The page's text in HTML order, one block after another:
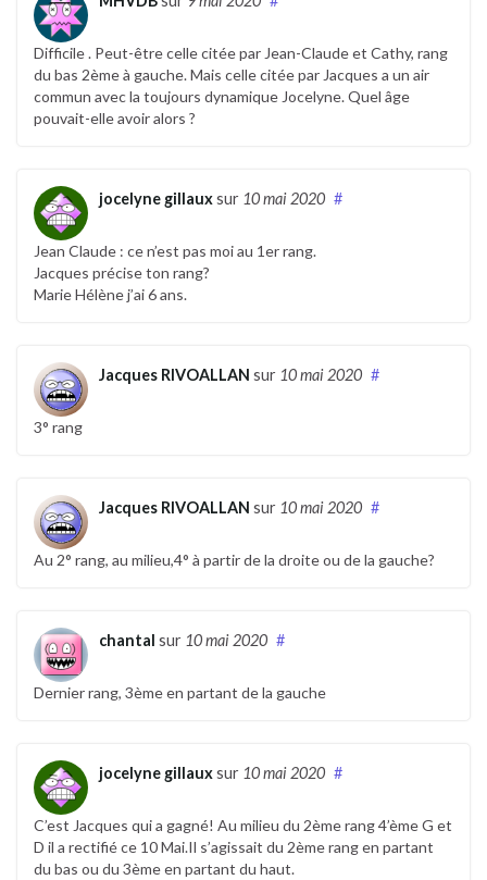
Difficile . Peut-être celle citée par Jean-Claude et Cathy, rang
du bas 2ème à gauche. Mais celle citée par Jacques a un air
commun avec la toujours dynamique Jocelyne. Quel âge
pouvait-elle avoir alors ?
jocelyne gillauxsur 10 mai 2020 #
Jean Claude : ce n’est pas moi au 1er rang.
Jacques précise ton rang?
Marie Hélène j’ai 6 ans.
Jacques RIVOALLAN sur 10 mai 2020 #
3° rang
Jacques RIVOALLAN sur 10 mai 2020 #
Au 2° rang, au milieu,4° à partir de la droite ou de la gauche?
chantal sur 10 mai 2020 #
Dernier rang, 3ème en partant de la gauche
jocelyne gillauxsur 10 mai 2020 #
C’est Jacques qui a gagné! Au milieu du 2ème rang 4’ème G et
D il a rectifié ce 10 Mai.Il s’agissait du 2ème rang en partant
du bas ou du 3ème en partant du haut.